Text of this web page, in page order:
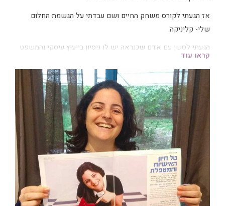
אז הגעתי לקורס משחק החיים ושם עבדתי על הגשמת החלום
שלי- קליניקה.
הגעתי לסשן עם אדם שכנראה יש לו ניסיון בייעוץ עיסקי והמשפט
הראשון שהוא אמר לי כשסיפרתי לו על החלום שלי היה-
שנים הראשונות”
הרגשתי שקיבלתי סתירה ענקית.
הייתי גוש של כעס אינסופי ולא ידעתי איך להתמודד עם זה.
המטפל בכלל לא ראה את המצוקה שלי והיה מוכן להחליף,
לשמחתי הייתי אמיצה לקרוא למורה שלי לעזרה והיא עזרה לי
לשחרר את הכעס.
בסשן הזה שיחררתי את הקונפליקט שלי מול כעס, הרגע הזה שינה
את החיים שלי!
יום אחרי הקורס הגשתי התפטרות והתחלתי להקים את
קראו עוד